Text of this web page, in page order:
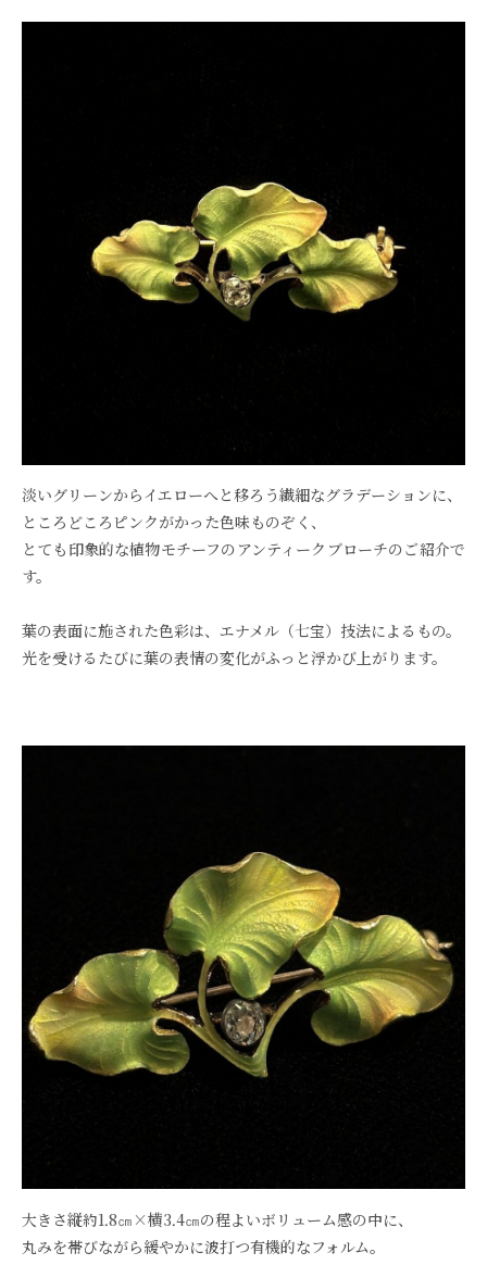
淡いグリーンからイエローへと移ろう繊細なグラデーションに、
ところどころピンクがかった色味ものぞく、
とても印象的な植物モチーフのアンティークブローチのご紹介で
す。
葉の表面に施された色彩は、エナメル（七宝）技法によるもの。
光を受けるたびに葉の表情の変化がふっと浮かび上がります。
大きさ縦約1.8㎝×横3.4㎝の程よいボリューム感の中に、
丸みを帯びながら緩やかに波打つ有機的なフォルム。